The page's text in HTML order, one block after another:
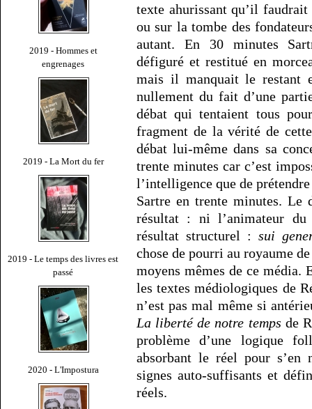
2019 - Hommes et
engrenages
2019 - La Mort du fer
2019 - Le temps des livres est
passé
2020 - L'Impostura
texte ahurissant qu’il faudrait
ou sur la tombe des
autant. En 30 minutes
défiguré et restitué en
mais il manquait le restant
nullement du fait d’une
débat qui tentaient tous
fragment de la vérité de
débat lui-même dans sa
trente minutes car c’est
l’intelligence que de
Sartre en trente minutes. Le
résultat : ni l’animateur
résultat structurel :sui
chose de pourri au royaume
moyens mêmes de ce média.
les textes médiologiques de
n’est pas mal même si
La liberté de notre temps de
problème d’une logique
absorbant le réel pour
signes auto-suffisants et
réels.